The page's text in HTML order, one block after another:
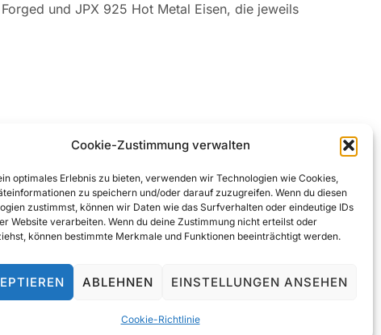
Cookie-Zustimmung verwalten
optimales Erlebnis zu bieten, verwenden wir Technologien wie Cookies,
zu speichern und/oder darauf zuzugreifen. Wenn du diesen
zustimmst, können wir Daten wie das Surfverhalten oder eindeutige IDs
Website verarbeiten. Wenn du deine Zustimmung nicht erteilst oder
können bestimmte Merkmale und Funktionen beeinträchtigt werden.
ABLEHNEN EINSTELLUNGEN ANSEHEN
Cookie-Richtlinie
und JPX 925 Hot Metal Eisen, die jeweils
Ja, Gerne ..